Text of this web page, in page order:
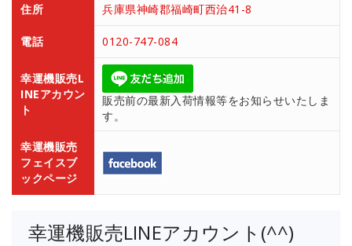
住所
兵庫県神崎郡福崎町西治41-8
電話 0120-747-084
幸運機販売L
INEアカウン
ト
販売前の最新入荷情報等をお知らせいたしま
す。
幸運機販売
フェイスブ
ックページ
幸運機販売LINEアカウント(^^)